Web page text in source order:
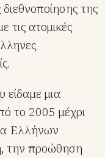
διεθνοποίησης της
τις ατομικές
είδαμε μια
το 2005 μέχρι
Ελλήνων
την προώθηση